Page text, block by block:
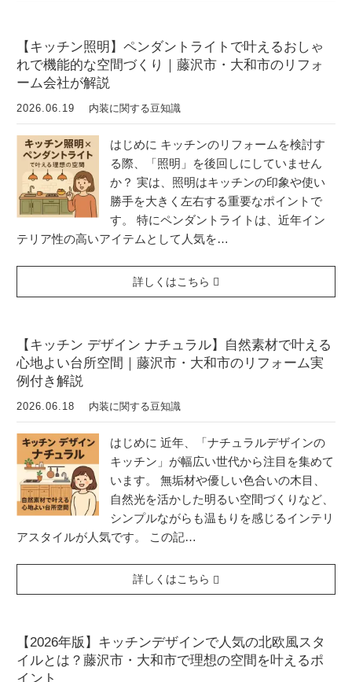
【キッチン照明】ペンダントライトで叶えるおしゃ
れで機能的な空間づくり｜藤沢市・大和市のリフォ
ーム会社が解説
2026.06.19 内装に関する豆知識
はじめに キッチンのリフォームを検討す
る際、「照明」を後回しにしていません
か？ 実は、照明はキッチンの印象や使い
勝手を大きく左右する重要なポイントで
す。 特にペンダントライトは、近年イン
テリア性の高いアイテムとして人気を…
詳しくはこちら
【キッチン デザイン ナチュラル】自然素材で叶える
心地よい台所空間｜藤沢市・大和市のリフォーム実
例付き解説
2026.06.18 内装に関する豆知識
はじめに 近年、「ナチュラルデザインの
キッチン」が幅広い世代から注目を集めて
います。 無垢材や優しい色合いの木目、
自然光を活かした明るい空間づくりなど、
シンプルながらも温もりを感じるインテリ
アスタイルが人気です。 この記…
詳しくはこちら
【2026年版】キッチンデザインで人気の北欧風スタ
イルとは？藤沢市・大和市で理想の空間を叶えるポ
イント